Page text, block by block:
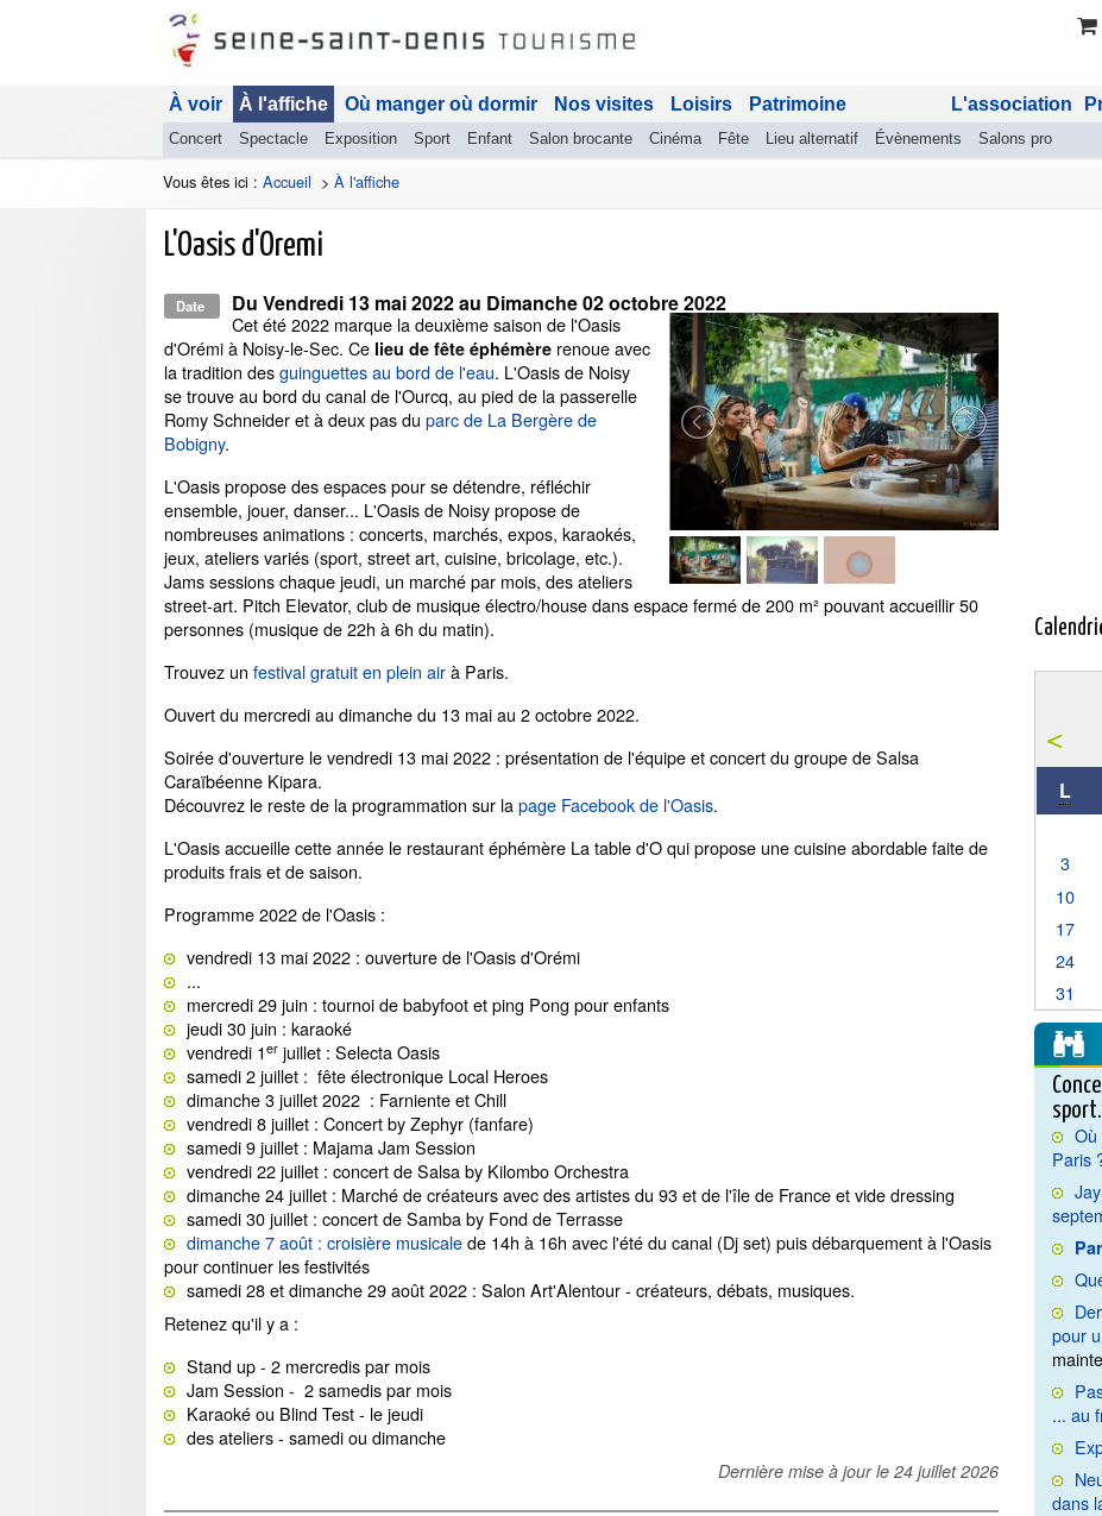
À voir À l'affiche
Concert Spectacle Exposition Sport Enfant Salon brocante Cinéma Fête Lieu alternatif Évènements Salons pro
Où manger où dormir Nos visites Loisirs Patrimoine L'association
Vous êtes ici : Accueil > À l'affiche
L'Oasis d'Oremi
Date Du Vendredi 13 mai 2022au Dimanche 02 octobre 2022
Cet été 2022 marque la deuxième saison de l'Oasis
d'Orémi à Noisy-le-Sec. Ce lieu de fête éphémère renoue avec
la tradition desguinguettes au bord de l'eau. L'Oasis de Noisy
se trouve au bord du canal de l'Ourcq, au pied de la passerelle
Romy Schneider et à deux pas du parc de La Bergère de
Bobigny.
L'Oasis propose des espaces pour se détendre, réfléchir
ensemble, jouer, danser... L'Oasis de Noisy propose de
nombreuses animations : concerts, marchés, expos, karaokés,
jeux, ateliers variés (sport, street art, cuisine, bricolage, etc.).
Jams sessions chaque jeudi, un marché par mois, des ateliers
street-art. Pitch Elevator, club de musique électro/house dans espace fermé de 200 m² pouvant accueillir 50
personnes (musique de 22h à 6h du matin).
Trouvez un festival gratuit en plein airà Paris.
Ouvert du mercredi au dimanche du 13 mai au 2 octobre 2022.
Soirée d'ouverture le vendredi 13 mai 2022 : présentation de l'équipe et concert du groupe de Salsa
Caraïbéenne Kipara.
Découvrez le reste de la programmation sur lapage Facebook de l'Oasis.
L'Oasis accueille cette année le restaurant éphémère La table d'O qui propose une cuisine abordable faite de
produits frais et de saison.
Programme 2022 de l'Oasis :
vendredi 13 mai 2022 : ouverture de l'Oasis d'Orémi
...
mercredi 29 juin : tournoi de babyfoot et ping Pong pour enfants
jeudi 30 juin : karaoké
vendredi 1 er juillet : Selecta Oasis
samedi 2 juillet : fête électronique Local Heroes
dimanche 3 juillet 2022 : Farniente et Chill
vendredi 8 juillet : Concert by Zephyr (fanfare)
samedi 9 juillet : Majama Jam Session
vendredi 22 juillet : concert de Salsa by Kilombo Orchestra
dimanche 24 juillet : Marché de créateurs avec des artistes du 93 et de l'île de France et vide dressing
samedi 30 juillet : concert de Samba by Fond de Terrasse
dimanche 7 août : croisière musicalede 14h à 16h avec l'été du canal (Dj set) puis débarquement à l'Oasis
pour continuer les festivités
samedi 28 et dimanche 29 août 2022 : Salon Art'Alentour - créateurs, débats, musiques.
Retenez qu'il y a :
Stand up - 2 mercredis par mois
Jam Session - 2 samedis par mois
Karaoké ou Blind Test - le jeudi
des ateliers - samedi ou dimanche
Dernière mise à jour le 24 juillet 2026
L
3
10
17
24
31
Où
Paris
pour
... au
dans